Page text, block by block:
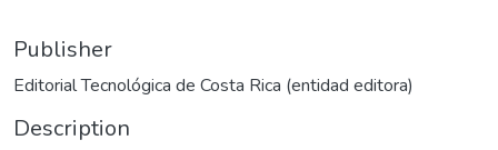
Publisher
Editorial Tecnológica de Costa Rica (entidad editora)
Description